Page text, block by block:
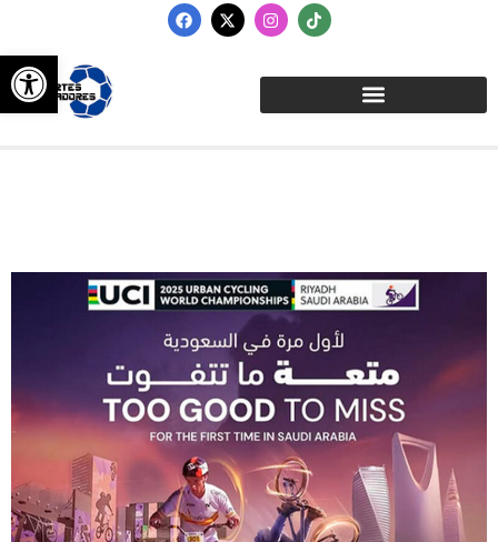
Abrir barra de herramientas